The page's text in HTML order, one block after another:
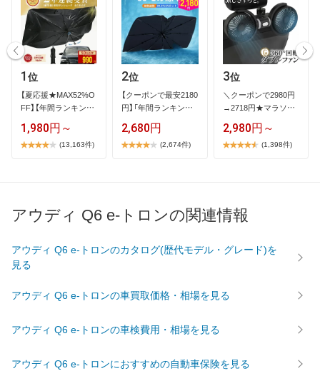
1 位
【​夏​応​援​★​M​A​X​5​2​%​O​
F​F​】​【​年​間​ラ​ン​キ​ン​グ​
1​…
1,980円～
(13,163件)
2位
【​ク​ー​ポ​ン​で​最​安​2​1​8​0​
円​】​「​年​間​ラ​ン​キ​ン​…
2,680円
(2,674件)
3位
＼​ク​ー​ポ​ン​で​2​9​8​0​円​
→​2​7​1​8​円​★​マ​ラ​ソ​ン​
限​…
2,980円～
(1,398件)
アウディ Q6 e-トロンの関連情報
アウディ Q6 e-トロンのカタログ(歴代モデル・グレード)を
見る
アウディ Q6 e-トロンの車買取価格・相場を見る
アウディ Q6 e-トロンの車検費用・相場を見る
アウディ Q6 e-トロンにおすすめの自動車保険を見る